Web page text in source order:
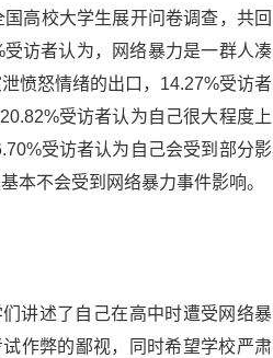
高校大学生展开问卷调查，共回
访者认为，网络暴力是一群人凑
愤怒情绪的出口，14.27%受访者
受访者认为自己很大程度上
受访者认为自己会受到部分影
本不会受到网络暴力事件影响。
讲述了自己在高中时遭受网络暴
作弊的鄙视，同时希望学校严肃